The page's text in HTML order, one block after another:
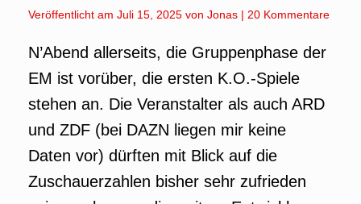
Veröffentlicht am Juli 15, 2025 von Jonas | 20 Kommentare
N’Abend allerseits, die Gruppenphase der
EM ist vorüber, die ersten K.O.-Spiele
stehen an. Die Veranstalter als auch ARD
und ZDF (bei DAZN liegen mir keine
Daten vor) dürften mit Blick auf die
Zuschauerzahlen bisher sehr zufrieden